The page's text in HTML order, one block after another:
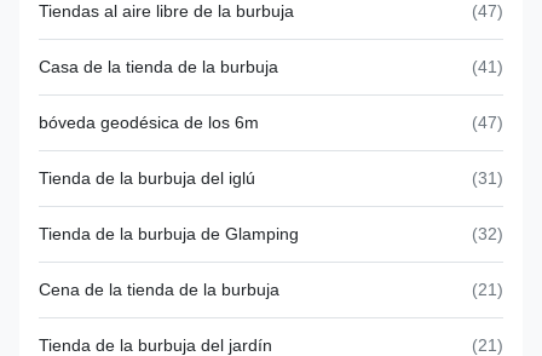
Tiendas al aire libre de la burbuja (47)
Casa de la tienda de la burbuja (41)
bóveda geodésica de los 6m (47)
Tienda de la burbuja del iglú (31)
Tienda de la burbuja de Glamping (32)
Cena de la tienda de la burbuja (21)
Tienda de la burbuja del jardín (21)